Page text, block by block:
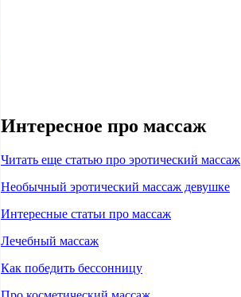
Интересное про массаж
Читать еще статью про эротический массаж
Необычный эротический массаж девушке
Интересные статьи про массаж
Лечебный массаж
Как победить бессонницу